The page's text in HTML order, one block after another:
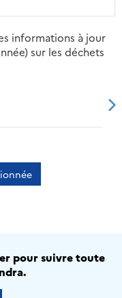
informations à jour
sur les déchets
pour suivre toute